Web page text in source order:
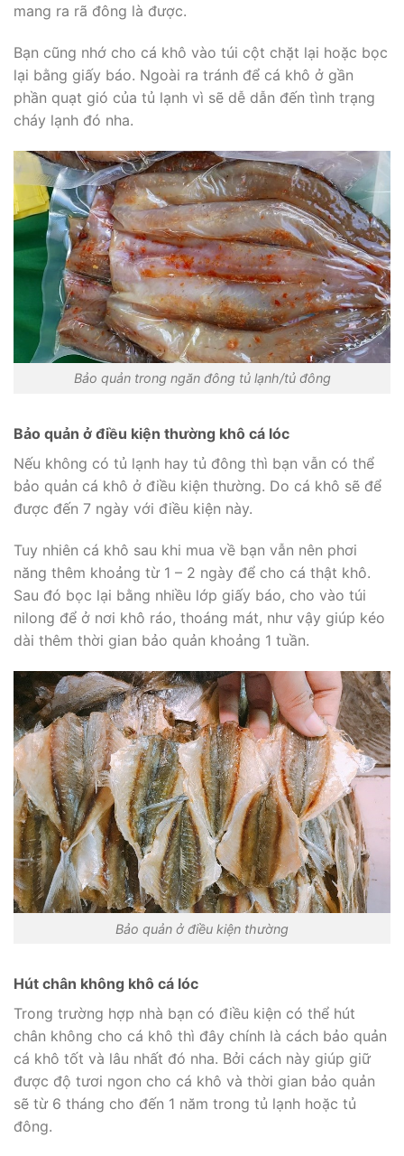
mang ra rã đông là được.
Bạn cũng nhớ cho cá khô vào túi cột chặt lại hoặc bọc
lại bằng giấy báo. Ngoài ra tránh để cá khô ở gần
phần quạt gió của tủ lạnh vì sẽ dễ dẫn đến tình trạng
cháy lạnh đó nha.
Bảo quản trong ngăn đông tủ lạnh/tủ đông
Bảo quản ở điều kiện thường khô cá lóc
Nếu không có tủ lạnh hay tủ đông thì bạn vẫn có thể
bảo quản cá khô ở điều kiện thường. Do cá khô sẽ để
được đến 7 ngày với điều kiện này.
Tuy nhiên cá khô sau khi mua về bạn vẫn nên phơi
năng thêm khoảng từ 1 – 2 ngày để cho cá thật khô.
Sau đó bọc lại bằng nhiều lớp giấy báo, cho vào túi
nilong để ở nơi khô ráo, thoáng mát, như vậy giúp kéo
dài thêm thời gian bảo quản khoảng 1 tuần.
Bảo quản ở điều kiện thường
Hút chân không khô cá lóc
Trong trường hợp nhà bạn có điều kiện có thể hút
chân không cho cá khô thì đây chính là cách bảo quản
cá khô tốt và lâu nhất đó nha. Bởi cách này giúp giữ
được độ tươi ngon cho cá khô và thời gian bảo quản
sẽ từ 6 tháng cho đến 1 năm trong tủ lạnh hoặc tủ
đông.